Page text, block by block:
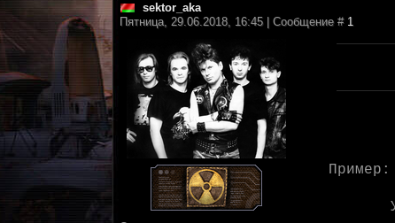
sektor_aka
Пятница, 29.06.2018, 16:45 | Сообщение # 1
Пример: